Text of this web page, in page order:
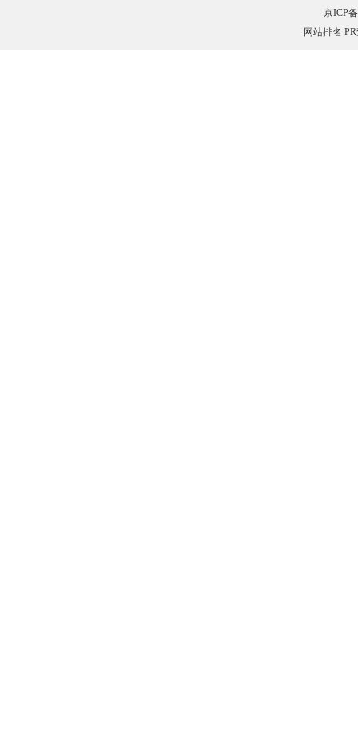
京ICP
网站排名